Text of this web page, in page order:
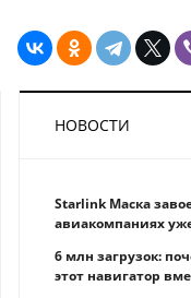
НОВОСТИ
Starlink Маска
авиакомпаниях
6 млн загрузок:
этот навигатор